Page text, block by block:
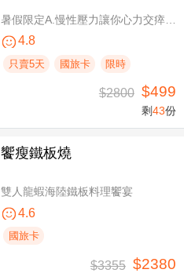
4.8
只賣5天 國旅卡 限時
$2800 $499
剩43份
饗瘦鐵板燒
雙人龍蝦海陸鐵板料理饗宴
4.6
國旅卡
$3355 $2380